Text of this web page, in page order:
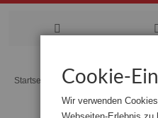
Startseite Die Malerin Lisel
Cookie-
Wir verwenden